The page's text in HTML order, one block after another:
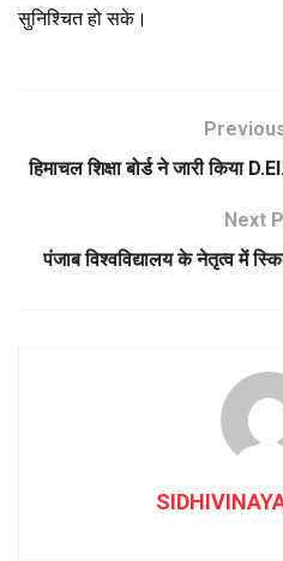
सुनिश्चित हो सके।
हिमाचल शिक्षा बोर्ड ने जारी किया
Next
पंजाब विश्वविद्यालय के नेतृत्व में